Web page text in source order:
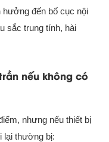
đến bố cục nội
sắc trung tính, hài
nếu không có
nhưng nếu thiết bị
lại thường bị: